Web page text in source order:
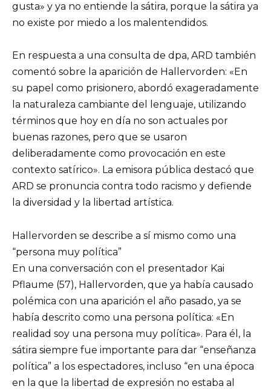
gusta» y ya no entiende la sátira, porque la sátira ya
no existe por miedo a los malentendidos.
En respuesta a una consulta de dpa, ARD también
comentó sobre la aparición de Hallervorden: «En
su papel como prisionero, abordó exageradamente
la naturaleza cambiante del lenguaje, utilizando
términos que hoy en día no son actuales por
buenas razones, pero que se usaron
deliberadamente como provocación en este
contexto satírico». La emisora ​​pública destacó que
ARD se pronuncia contra todo racismo y defiende
la diversidad y la libertad artística.
Hallervorden se describe a sí mismo como una
“persona muy política”
En una conversación con el presentador Kai
Pflaume (57), Hallervorden, que ya había causado
polémica con una aparición el año pasado, ya se
había descrito como una persona política: «En
realidad soy una persona muy política». Para él, la
sátira siempre fue importante para dar “enseñanza
política” a los espectadores, incluso “en una época
en la que la libertad de expresión no estaba al